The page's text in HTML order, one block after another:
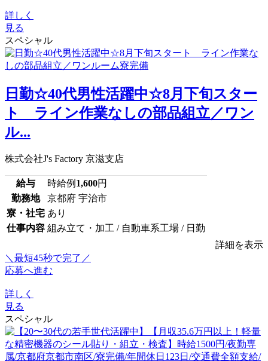
詳しく
見る
スペシャル
日勤☆40代男性活躍中☆8月下旬スター
ト ライン作業なしの部品組立／ワン
ル...
株式会社J's Factory 京滋支店
給与 時給例 1,600円
勤務地
京都府 宇治市
寮・社宅 あり
仕事内容 組み立て・加工 / 自動車系工場 / 日勤
詳細を表示
＼最短45秒で完了／
応募へ進む
詳しく
見る
スペシャル